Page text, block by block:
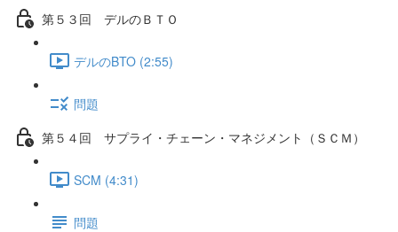
第５３回 デルのＢＴＯ
デルのBTO (2:55)
問題
第５４回 サプライ・チェーン・マネジメント（ＳＣＭ）
SCM (4:31)
問題